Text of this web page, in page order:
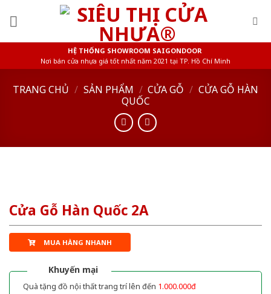
HỆ THỐNG SHOWROOM SAIGONDOOR
Nơi bán cửa nhựa giá tốt nhất năm 2021 tại TP. Hồ Chí Minh
TRANG CHỦ / SẢN PHẨM / CỬA GỖ / CỬA GỖ HÀN
QUỐC
Cửa Gỗ Hàn Quốc 2A
MUA HÀNG NHANH
Khuyến mại
Quà tặng đồ nội thất trang trí lên đến 1.000.000đ